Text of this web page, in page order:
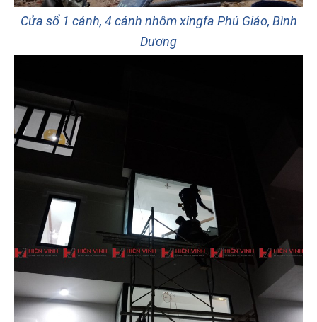
Cửa sổ 1 cánh, 4 cánh nhôm xingfa Phú Giáo, Bình
Dương